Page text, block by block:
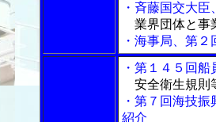
・斉藤国交大
業界団体と事
・海事局、第
・第１４５回
安全衛生規則
・第７回海技
紹介